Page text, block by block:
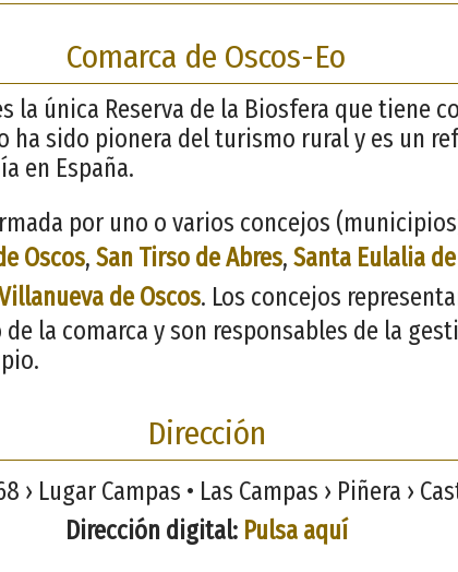
Comarca de Oscos-Eo
la única Reserva de la Biosfera que tiene
ha sido pionera del turismo rural y es un
en España.
por uno o varios concejos
Oscos, San Tirso de Abres, Santa Eulalia
de Oscos. Los concejos
la comarca y son responsables de la
Dirección
› Lugar Campas • Las Campas › Piñera ›
Dirección digital: Pulsa aquí